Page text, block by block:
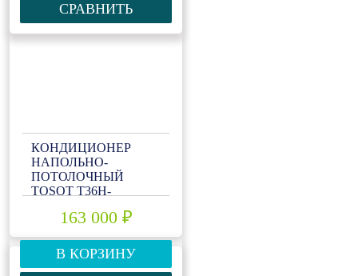
СРАВНИТЬ
КОНДИЦИОНЕР
НАПОЛЬНО-
ПОТОЛОЧНЫЙ
TOSOT T36H-
163 000 ₽
В КОРЗИНУ